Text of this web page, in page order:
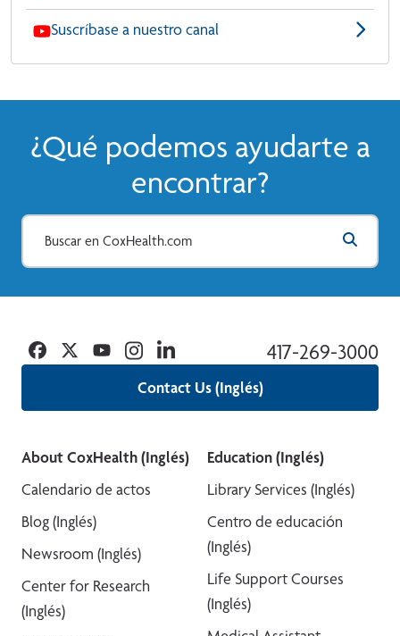
Suscríbase a nuestro canal
¿Qué podemos ayudarte a
encontrar?
Contact Us (Inglés)
417-269-3000
Facebook
TwitterYouTubeInstagramLinkedin
About CoxHealth (Inglés)
Calendario de actos
Blog (Inglés)
Newsroom (Inglés)
Center for Research
(Inglés)
Education (Inglés)
Library Services (Inglés)
Centro de educación
(Inglés)
Life Support Courses
(Inglés)